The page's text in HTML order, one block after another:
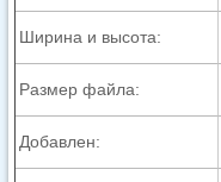
Ширина и высота:
Размер файла:
Добавлен: